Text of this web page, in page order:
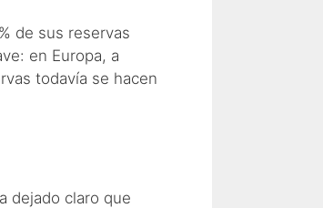
de sus reservas
en Europa, a
todavía se hacen
dejado claro que